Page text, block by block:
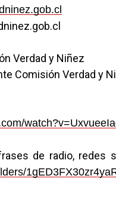
Verdad y Niñez
Comisión Verdad y
de radio, redes